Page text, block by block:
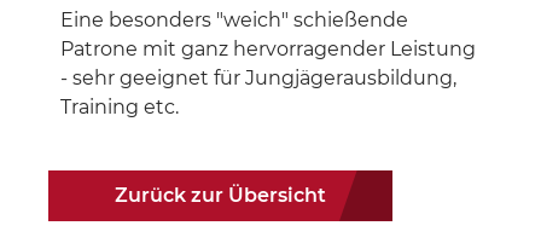
Eine besonders "weich" schießende
Patrone mit ganz hervorragender Leistung
- sehr geeignet für Jungjägerausbildung,
Training etc.
Zurück zur Übersicht